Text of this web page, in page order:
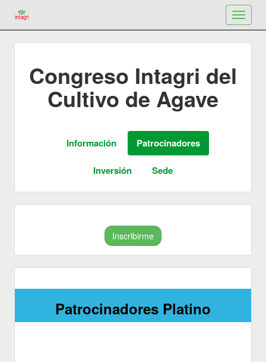
Toggle
Congreso Intagri del
Cultivo de Agave
Inscribirme
Patrocinadores Platino